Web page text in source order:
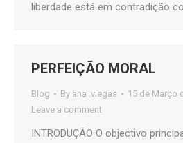
liberdade está em contradição
PERFEIÇÃO MORAL
Blog By ana_viegas
15 de Março
Leave a comment
INTRODUÇÃO O objectivo